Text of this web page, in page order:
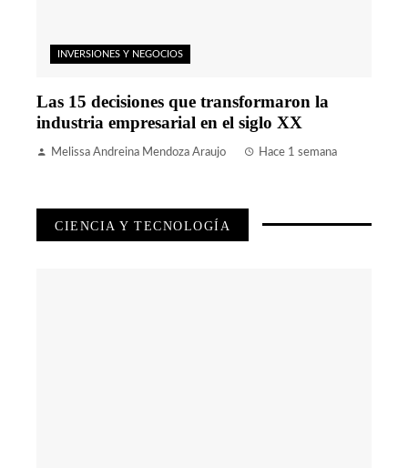
INVERSIONES Y NEGOCIOS
Las 15 decisiones que transformaron la
industria empresarial en el siglo XX
Melissa Andreina Mendoza Araujo Hace 1 semana
CIENCIA Y TECNOLOGÍA